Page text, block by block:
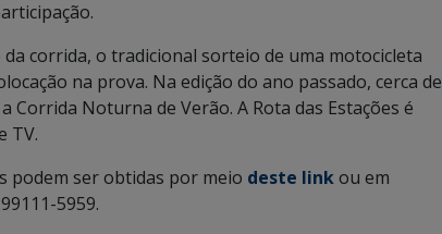
corrida, o tradicional sorteio de uma motocicleta
na prova. Na edição do ano passado, cerca de
Noturna de Verão. A Rota das Estações é
TV.
podem ser obtidas por meio deste linkou em
5959.